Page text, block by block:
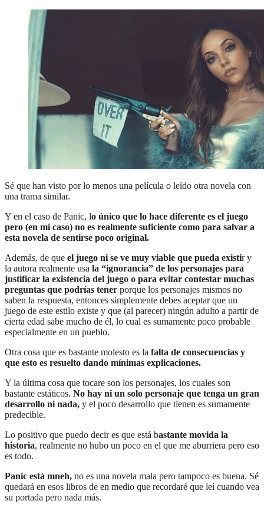
Sé que han visto por lo menos una película o leído otra novela con
una trama similar.
Y en el caso de Panic, lo único que lo hace diferente es el juego
pero (en mi caso) no es realmente suficiente como para salvar a
esta novela de sentirse poco original.
Además, de que el juego ni se ve muy viable que pueda existir y
la autora realmente usa la “ignorancia” de los personajes para
justificar la existencia del juego o para evitar contestar muchas
preguntas que podrías tener porque los personajes mismos no
saben la respuesta, entonces simplemente debes aceptar que un
juego de este estilo existe y que (al parecer) ningún adulto a partir de
cierta edad sabe mucho de él, lo cual es sumamente poco probable
especialmente en un pueblo.
Otra cosa que es bastante molesto es la falta de consecuencias y
que esto es resuelto dando mínimas explicaciones.
Y la última cosa que tocare son los personajes, los cuales son
bastante estáticos. No hay ni un solo personaje que tenga un gran
desarrollo ni nada, y el poco desarrollo que tienen es sumamente
predecible.
Lo positivo que puedo decir es que está bastante movida la
historia, realmente no hubo un poco en el que me aburriera pero eso
es todo.
Panic está mneh, no es una novela mala pero tampoco es buena. Sé
quedará en esos libros de en medio que recordaré que leí cuando vea
su portada pero nada más.